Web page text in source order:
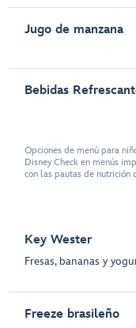
Jugo de manzana
Bebidas
Opciones de menú para
Disney Check en menús
con las pautas de nutrición
Key Wester
Fresas, bananas y
Freeze brasileño